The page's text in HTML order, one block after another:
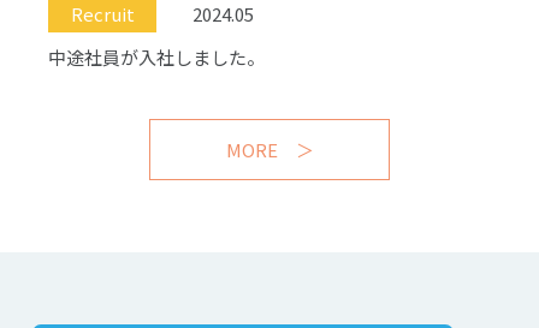
Recruit
2024.05
中途社員が入社しました。
MORE ＞